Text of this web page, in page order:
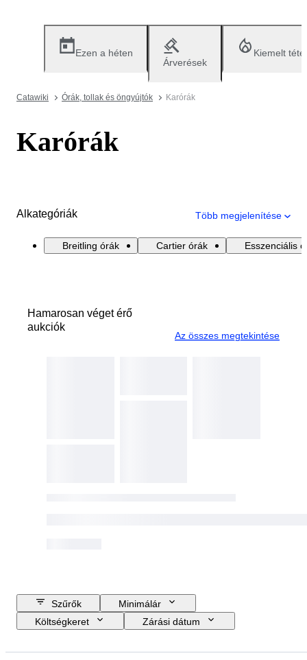
Ezen a héten
Árverések
Kiemelt
Catawiki Órák, tollak és öngyújtók Karórák
Karórák
Alkategóriák Több megjelenítése
Breitling órák Cartier órák Esszenciális
Hamarosan véget érő
aukciók
Az összes megtekintése
Szűrők
Minimálár
Költségkeret
Zárási dátum